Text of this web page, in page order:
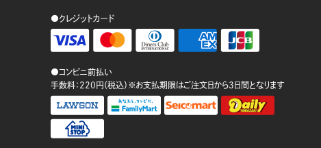
●クレジットカード
●コンビニ前払い
手数料：220円（税込）※お支払期限はご注文日から3日間となります